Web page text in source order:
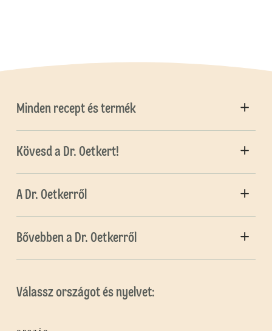
Minden recept és termék
Kövesd a Dr. Oetkert!
A Dr. Oetkerről
Bővebben a Dr. Oetkerről
Válassz országot és nyelvet: